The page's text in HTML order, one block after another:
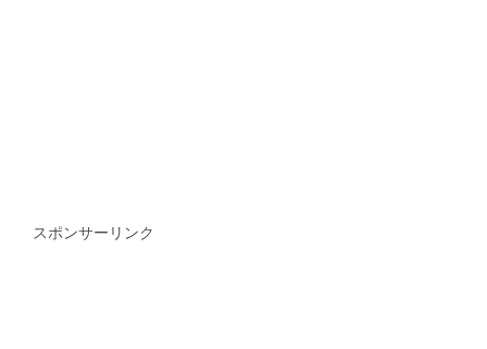
スポンサーリンク